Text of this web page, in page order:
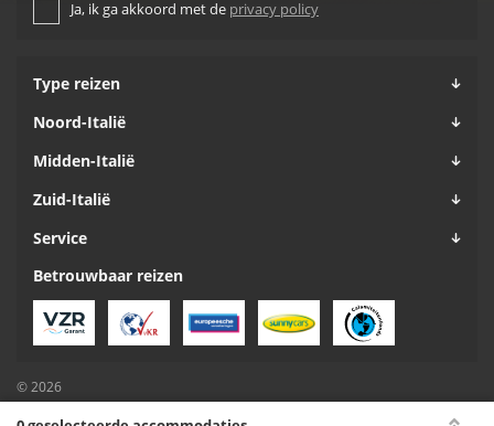
Ja, ik ga akkoord met de privacy policy
Type reizen
Noord-Italië
Midden-Italië
Zuid-Italië
Service
Betrouwbaar reizen
© 2026